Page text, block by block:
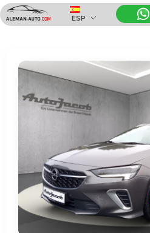
Coches de Alemania
Importación de Coches de Alemania
ESP